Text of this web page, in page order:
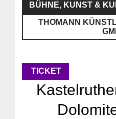
BÜHNE, KUNST &
THOMANN
TICKET